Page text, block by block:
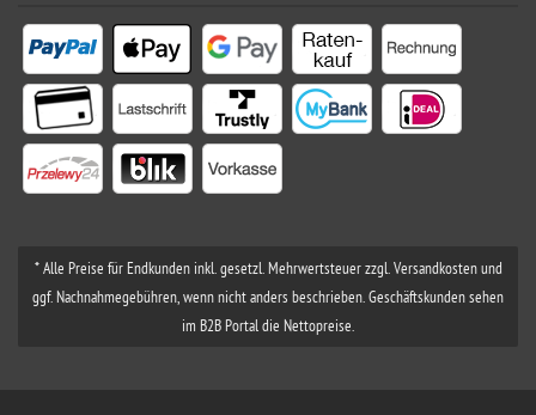
* Alle Preise für Endkunden inkl. gesetzl. Mehrwertsteuer zzgl. Versandkosten und
ggf. Nachnahmegebühren, wenn nicht anders beschrieben. Geschäftskunden sehen
im B2B Portal die Nettopreise.